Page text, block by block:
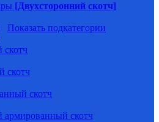
[Двухсторонний скотч]
Показать подкатегории
скотч
скотч
скотч